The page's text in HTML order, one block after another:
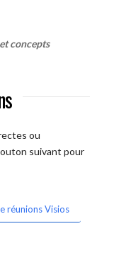
concepts
ou
suivant pour
réunions Visios